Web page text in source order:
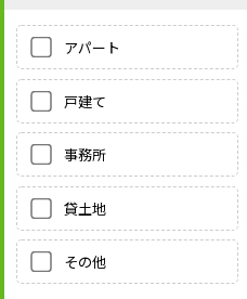
アパート
戸建て
事務所
貸土地
その他